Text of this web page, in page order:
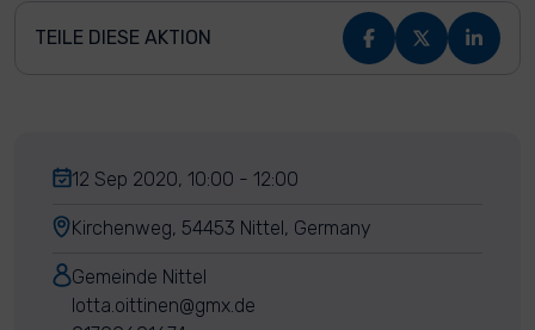
TEILE DIESE AKTION
12 Sep 2020, 10:00 - 12:00
Kirchenweg, 54453 Nittel, Germany
Gemeinde Nittel
lotta.oittinen@gmx.de